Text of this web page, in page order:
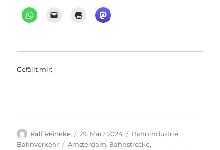
Gefällt mir:
Autor
Ralf Reineke
Veröffentlicht
am
29. März 2024 Kategorien
Bahnindustrie,
Bahnverkehr
Schlagwörter
Amsterdam, Bahnstrecke,